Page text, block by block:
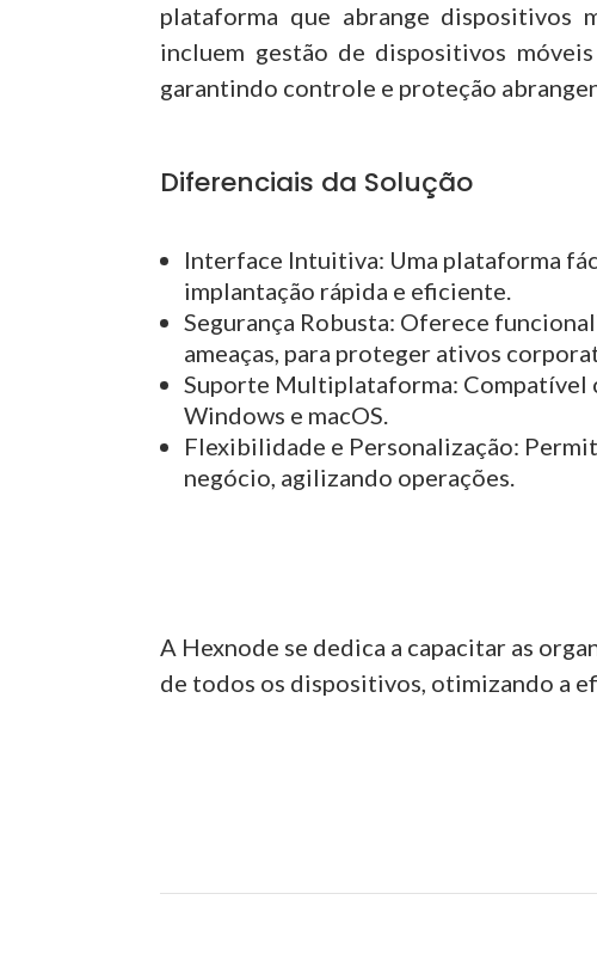
plataforma que abrange dispositivos
incluem gestão de dispositivos
garantindo controle e proteção
Diferenciais da Solução
Interface Intuitiva: Uma plataforma
implantação rápida e eficiente.
Segurança Robusta: Oferece
ameaças, para proteger ativos
Suporte Multiplataforma: Compatível
Windows e macOS.
Flexibilidade e Personalização:
negócio, agilizando operações.
A Hexnode se dedica a capacitar as
de todos os dispositivos, otimizando a